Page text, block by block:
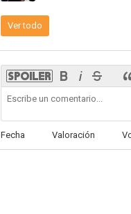
Ver todo
Fecha Valoración